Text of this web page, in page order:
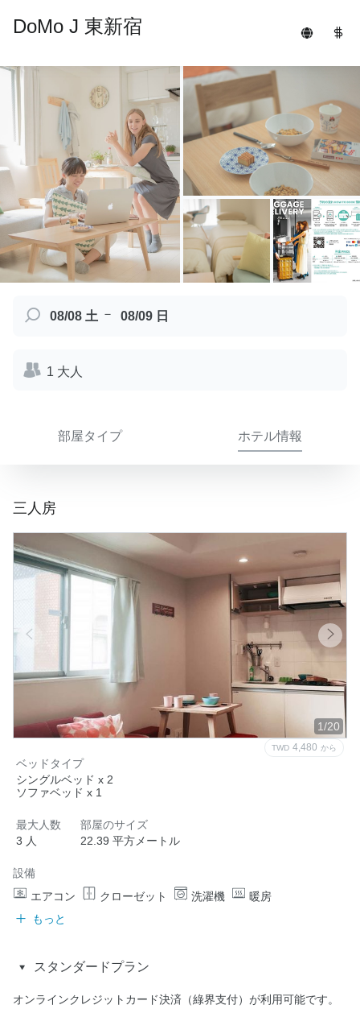
DoMo J 東新宿
08/08 土 － 08/09 日
1 大人
部屋タイプ ホテル情報
三人房
1/20
TWD 4,480 から
ベッドタイプ
シングルベッド x 2
ソファベッド x 1
最大人数
3 人
部屋のサイズ
22.39 平方メートル
設備
エアコン
クローゼット 洗濯機
暖房
もっと
スタンダードプラン
オンラインクレジットカード決済（綠界支付）が利用可能です。